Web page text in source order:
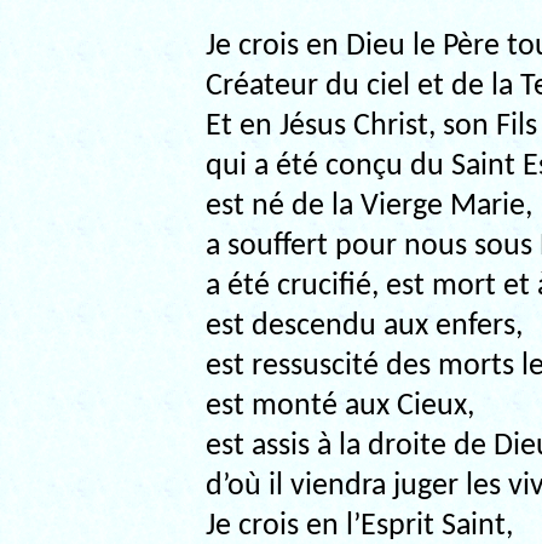
Je crois en Dieu le Père
Créateur du ciel et de la
Et en Jésus Christ, son
qui a été conçu du Saint
est né de la Vierge Marie,
a souffert pour nous sous
a été crucifié, est mort et
est descendu aux enfers,
est ressuscité des morts
est monté aux Cieux,
est assis à la droite de
d’où il viendra juger les
Je crois en l’Esprit Saint,